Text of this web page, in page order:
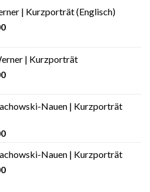
| Kurzporträt (Englisch)
| Kurzporträt
Nauen | Kurzporträt
Nauen | Kurzporträt